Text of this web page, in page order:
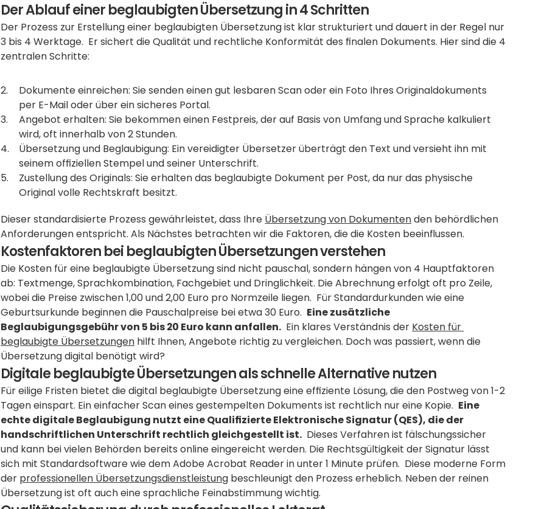
Der Ablauf einer beglaubigten Übersetzung in 4 Schritten
Der Prozess zur Erstellung einer beglaubigten Übersetzung ist klar strukturiert und dauert in der Regel nur
3 bis 4 Werktage.  Er sichert die Qualität und rechtliche Konformität des finalen Dokuments. Hier sind die 4
zentralen Schritte:
Dokumente einreichen: Sie senden einen gut lesbaren Scan oder ein Foto Ihres Originaldokuments
per E-Mail oder über ein sicheres Portal.
Angebot erhalten: Sie bekommen einen Festpreis, der auf Basis von Umfang und Sprache kalkuliert
wird, oft innerhalb von 2 Stunden.
Übersetzung und Beglaubigung: Ein vereidigter Übersetzer überträgt den Text und versieht ihn mit
seinem offiziellen Stempel und seiner Unterschrift.
Zustellung des Originals: Sie erhalten das beglaubigte Dokument per Post, da nur das physische
Original volle Rechtskraft besitzt.
Dieser standardisierte Prozess gewährleistet, dass Ihre Übersetzung von Dokumenten den behördlichen
Anforderungen entspricht. Als Nächstes betrachten wir die Faktoren, die die Kosten beeinflussen.
Kostenfaktoren bei beglaubigten Übersetzungen verstehen
Die Kosten für eine beglaubigte Übersetzung sind nicht pauschal, sondern hängen von 4 Hauptfaktoren
ab: Textmenge, Sprachkombination, Fachgebiet und Dringlichkeit. Die Abrechnung erfolgt oft pro Zeile,
wobei die Preise zwischen 1,00 und 2,00 Euro pro Normzeile liegen.  Für Standardurkunden wie eine
Geburtsurkunde beginnen die Pauschalpreise bei etwa 30 Euro. Eine zusätzliche
Beglaubigungsgebühr von 5 bis 20 Euro kann anfallen.
  Ein klares Verständnis der
Kosten für
beglaubigte Übersetzungen hilft Ihnen, Angebote richtig zu vergleichen. Doch was passiert, wenn die
Übersetzung digital benötigt wird?
Digitale beglaubigte Übersetzungen als schnelle Alternative nutzen
Für eilige Fristen bietet die digital beglaubigte Übersetzung eine effiziente Lösung, die den Postweg von 1-2
Tagen einspart. Ein einfacher Scan eines gestempelten Dokuments ist rechtlich nur eine Kopie. Eine
echte digitale Beglaubigung nutzt eine Qualifizierte Elektronische Signatur (QES), die der
handschriftlichen Unterschrift rechtlich gleichgestellt ist.
  Dieses Verfahren ist fälschungssicher
und kann bei vielen Behörden bereits online eingereicht werden. Die Rechtsgültigkeit der Signatur lässt
sich mit Standardsoftware wie dem Adobe Acrobat Reader in unter 1 Minute prüfen.  Diese moderne Form
der professionellen Übersetzungsdienstleistung beschleunigt den Prozess erheblich. Neben der reinen
Übersetzung ist oft auch eine sprachliche Feinabstimmung wichtig.